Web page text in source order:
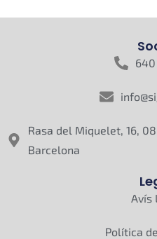
Rasa del Miquelet, 16,
Barcelona
Avís
Política